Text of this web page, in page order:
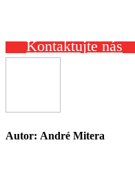
Kontaktujte nás
Autor: André Mitera